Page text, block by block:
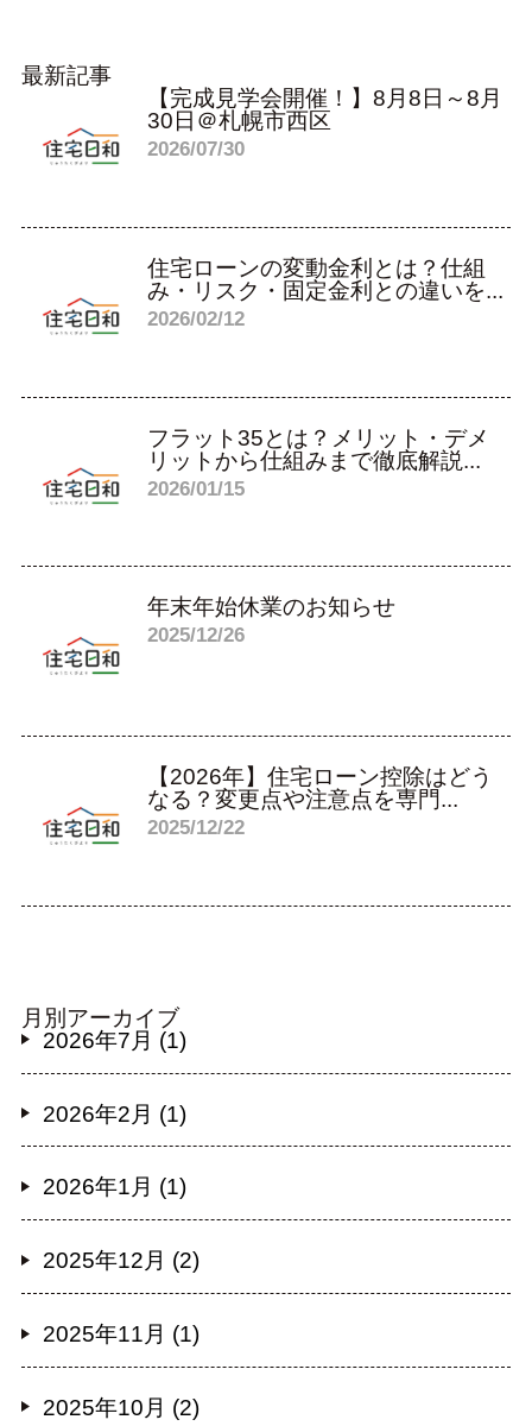
最新記事
【完成見学会開催！】8月8日～8月
30日＠札幌市西区
2026/07/30
住宅ローンの変動金利とは？仕組
み・リスク・固定金利との違いを...
2026/02/12
フラット35とは？メリット・デメ
リットから仕組みまで徹底解説...
2026/01/15
年末年始休業のお知らせ
2025/12/26
【2026年】住宅ローン控除はどう
なる？変更点や注意点を専門...
2025/12/22
月別アーカイブ
2026年7月 (1)
2026年2月 (1)
2026年1月 (1)
2025年12月 (2)
2025年11月 (1)
2025年10月 (2)